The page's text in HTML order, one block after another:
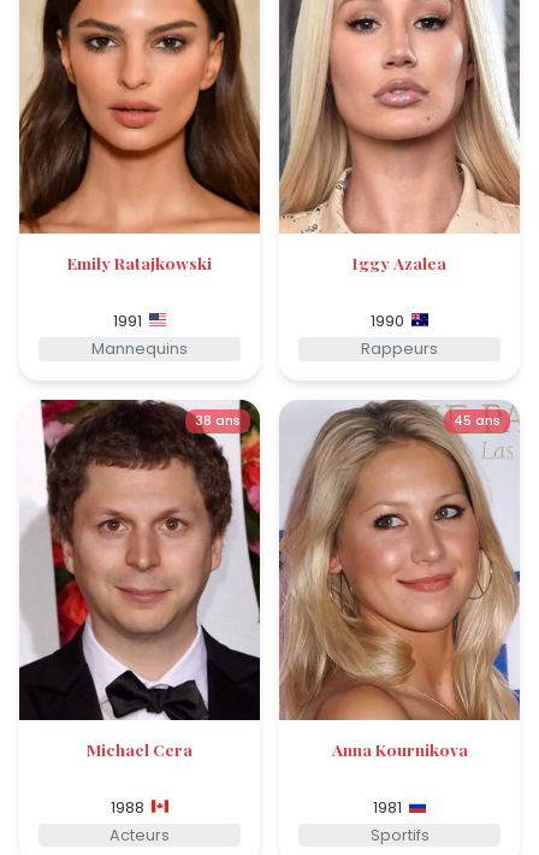
Emily Ratajkowski
1991
Mannequins
Iggy Azalea
1990
Rappeurs
38 ans
Michael Cera
1988
Acteurs
45 ans
Anna Kournikova
1981
Sportifs